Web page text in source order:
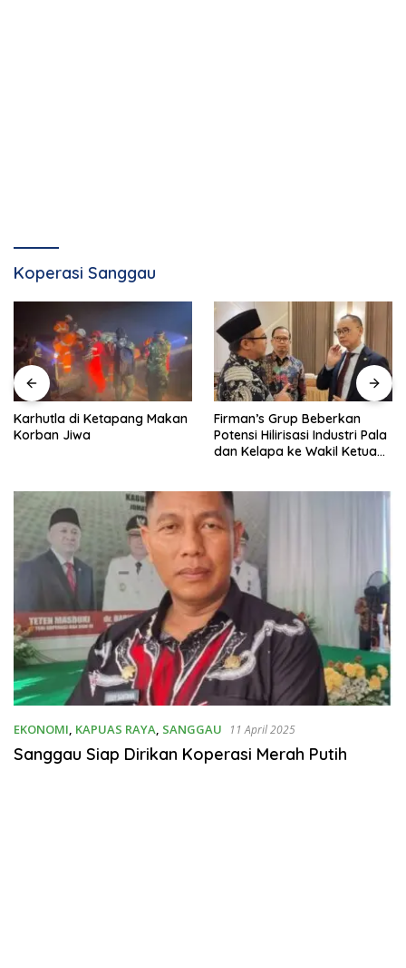
Koperasi Sanggau
Karhutla di Ketapang Makan
Korban Jiwa
Firman’s Grup Beberkan
Potensi Hilirisasi Industri Pala
dan Kelapa ke Wakil Ketua
EKONOMI KAPUAS RAYA SANGGAU 11 April 2025
Sanggau Siap Dirikan Koperasi Merah Putih